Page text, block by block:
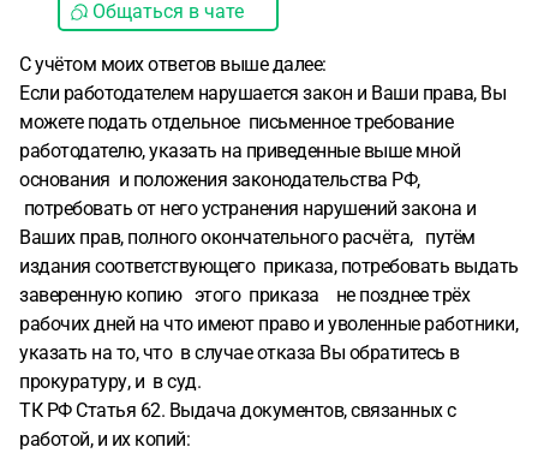
Общаться в чате
С учётом моих ответов выше далее:
Если работодателем нарушается закон и Ваши права, Вы
можете подать отдельное письменное требование
работодателю, указать на приведенные выше мной
основания и положения законодательства РФ,
потребовать от него устранения нарушений закона и
Ваших прав, полного окончательного расчёта, путём
издания соответствующего приказа, потребовать выдать
заверенную копию этого приказа не позднее трёх
рабочих дней на что имеют право и уволенные работники,
указать на то, что в случае отказа Вы обратитесь в
прокуратуру, и в суд.
ТК РФ Статья 62. Выдача документов, связанных с
работой, и их копий: